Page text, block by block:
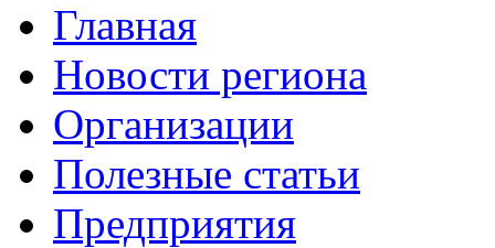
Главная
Новости региона
Организации
Полезные статьи
Предприятия